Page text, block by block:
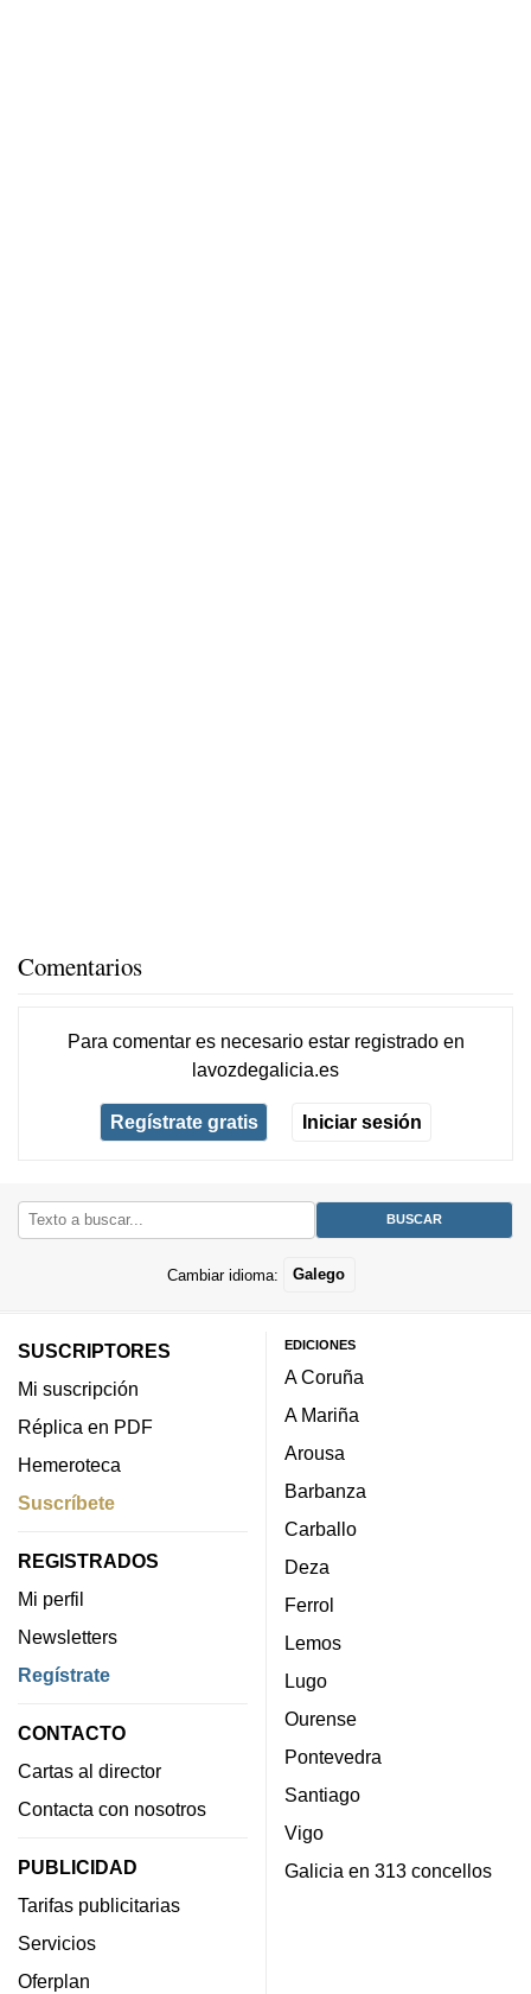
Comentarios
Para comentar es necesario estar registradoen
lavozdegalicia.es
Regístrate gratis Iniciar sesión
Cambiar idioma: Galego
SUSCRIPTORES
Mi suscripción
Réplica en PDF
Hemeroteca
Suscríbete
REGISTRADOS
Mi perfil
Newsletters
Regístrate
CONTACTO
Cartas al director
Contacta con nosotros
PUBLICIDAD
Tarifas publicitarias
Servicios
Oferplan
EDICIONES
A Coruña
A Mariña
Arousa
Barbanza
Carballo
Deza
Ferrol
Lemos
Lugo
Ourense
Pontevedra
Santiago
Vigo
Galicia en 313 concellos